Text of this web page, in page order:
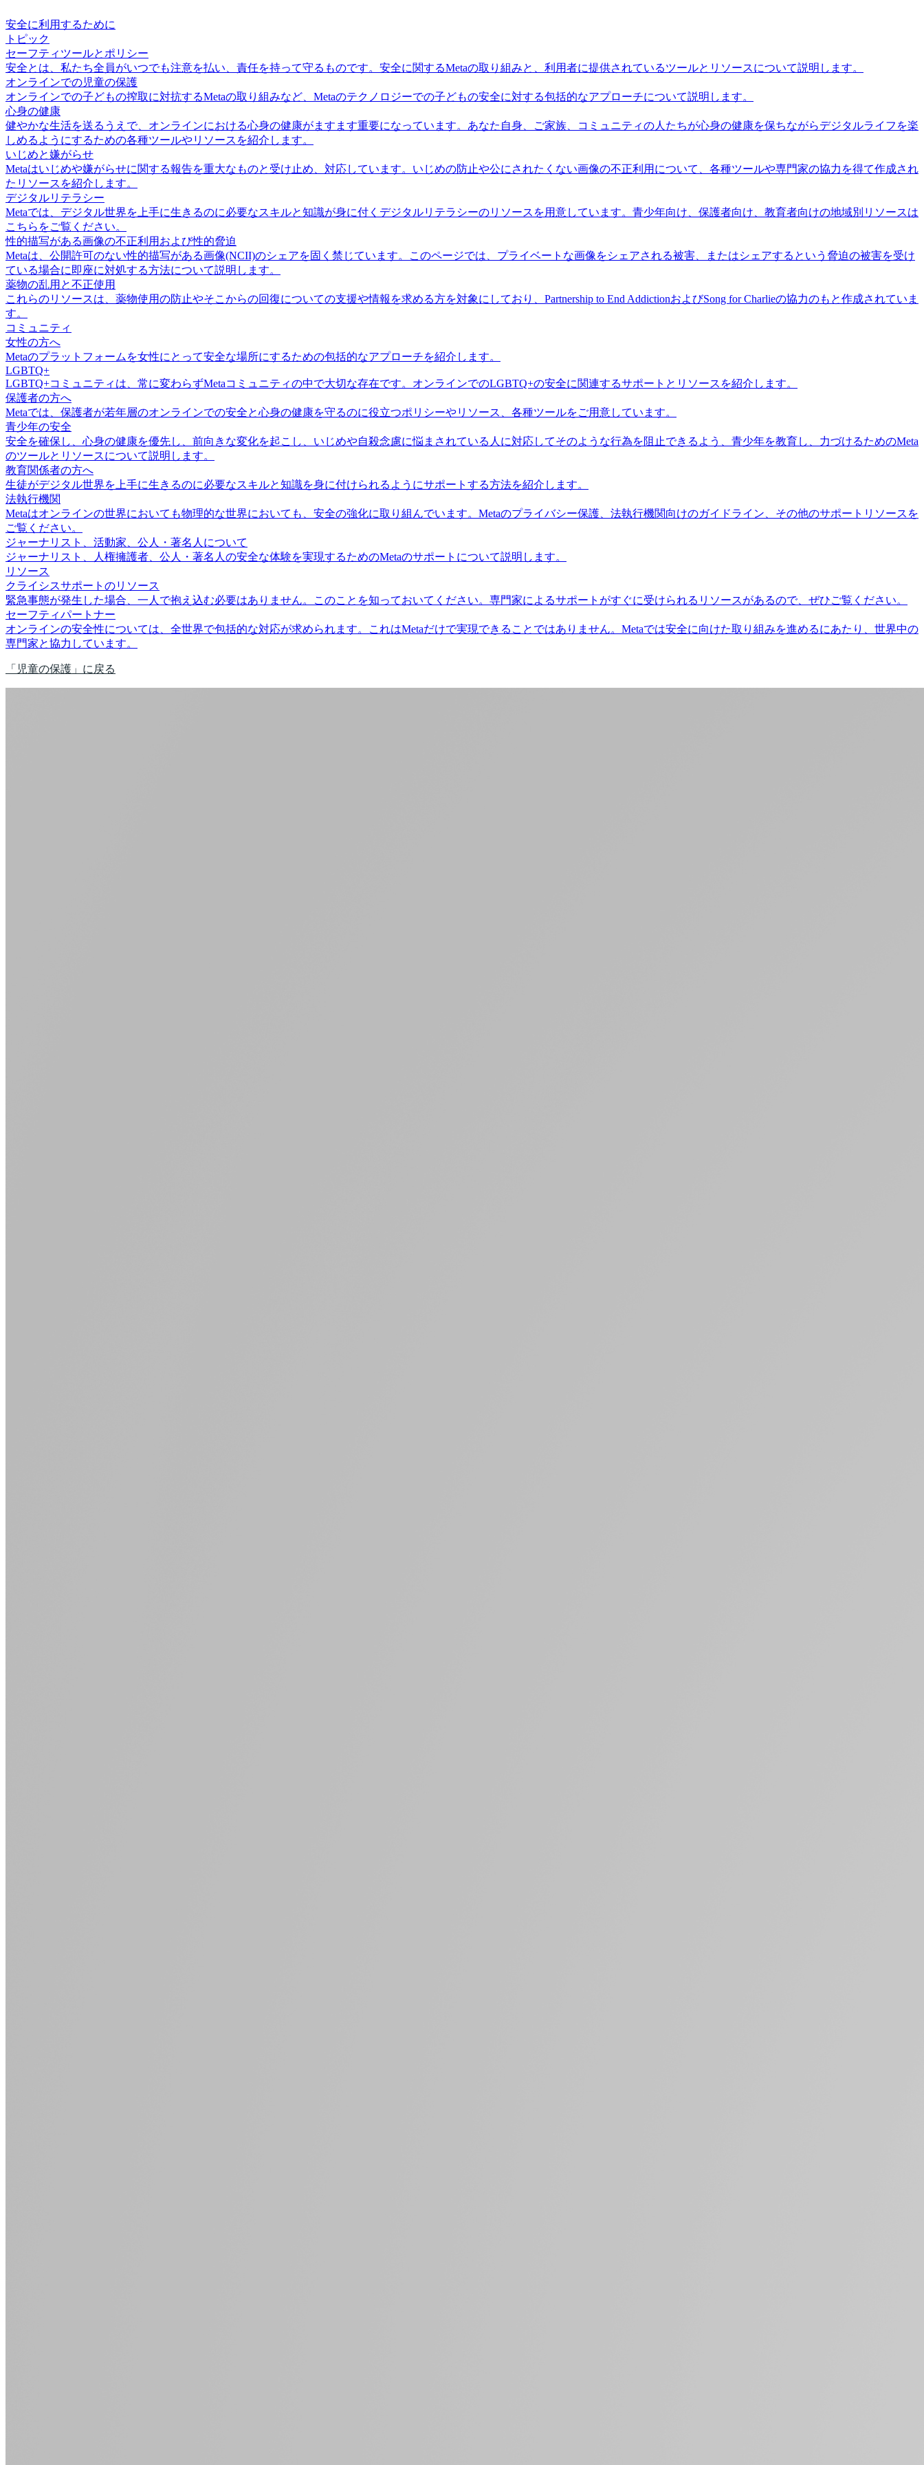
安全に利用するために
トピック
セーフティツールとポリシー
安全とは、私たち全員がいつでも注意を払い、責任を持って守るものです。安全に関するMetaの取り組みと、利用者に提供されているツールとリソースについて説明します。
オンラインでの児童の保護
オンラインでの子どもの搾取に対抗するMetaの取り組みなど、Metaのテクノロジーでの子どもの安全に対する包括的なアプローチについて説明します。
心身の健康
健やかな生活を送るうえで、オンラインにおける心身の健康がますます重要になっています。あなた自身、ご家族、コミュニティの人たちが心身の健康を保ちながらデジタルライフを楽
しめるようにするための各種ツールやリソースを紹介します。
いじめと嫌がらせ
Metaはいじめや嫌がらせに関する報告を重大なものと受け止め、対応しています。いじめの防止や公にされたくない画像の不正利用について、各種ツールや専門家の協力を得て作成され
たリソースを紹介します。
デジタルリテラシー
Metaでは、デジタル世界を上手に生きるのに必要なスキルと知識が身に付くデジタルリテラシーのリソースを用意しています。青少年向け、保護者向け、教育者向けの地域別リソースは
こちらをご覧ください。
性的描写がある画像の不正利用および性的脅迫
Metaは、公開許可のない性的描写がある画像(NCII)のシェアを固く禁じています。このページでは、プライベートな画像をシェアされる被害、またはシェアするという脅迫の被害を受け
ている場合に即座に対処する方法について説明します。
薬物の乱用と不正使用
これらのリソースは、薬物使用の防止やそこからの回復についての支援や情報を求める方を対象にしており、Partnership to End AddictionおよびSong for Charlieの協力のもと作成されていま
す。
コミュニティ
女性の方へ
Metaのプラットフォームを女性にとって安全な場所にするための包括的なアプローチを紹介します。
LGBTQ+
LGBTQ+コミュニティは、常に変わらずMetaコミュニティの中で大切な存在です。オンラインでのLGBTQ+の安全に関連するサポートとリソースを紹介します。
保護者の方へ
Metaでは、保護者が若年層のオンラインでの安全と心身の健康を守るのに役立つポリシーやリソース、各種ツールをご用意しています。
青少年の安全
安全を確保し、心身の健康を優先し、前向きな変化を起こし、いじめや自殺念慮に悩まされている人に対応してそのような行為を阻止できるよう、青少年を教育し、力づけるためのMeta
のツールとリソースについて説明します。
教育関係者の方へ
生徒がデジタル世界を上手に生きるのに必要なスキルと知識を身に付けられるようにサポートする方法を紹介します。
法執行機関
Metaはオンラインの世界においても物理的な世界においても、安全の強化に取り組んでいます。Metaのプライバシー保護、法執行機関向けのガイドライン、その他のサポートリソースを
ご覧ください。
ジャーナリスト、活動家、公人・著名人について
ジャーナリスト、人権擁護者、公人・著名人の安全な体験を実現するためのMetaのサポートについて説明します。
リソース
クライシスサポートのリソース
緊急事態が発生した場合、一人で抱え込む必要はありません。このことを知っておいてください。専門家によるサポートがすぐに受けられるリソースがあるので、ぜひご覧ください。
セーフティパートナー
オンラインの安全性については、全世界で包括的な対応が求められます。これはMetaだけで実現できることではありません。Metaでは安全に向けた取り組みを進めるにあたり、世界中の
専門家と協力しています。
「児童の保護」に戻る